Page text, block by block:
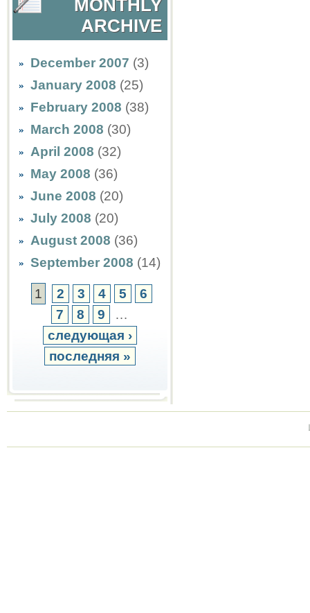
MONTHLY
ARCHIVE
December 2007 (3)
January 2008 (25)
February 2008 (38)
March 2008 (30)
April 2008 (32)
May 2008 (36)
June 2008 (20)
July 2008 (20)
August 2008 (36)
September 2008 (14)
1 2 3 4 5
6
7
8 9
…
следующая ›
последняя »